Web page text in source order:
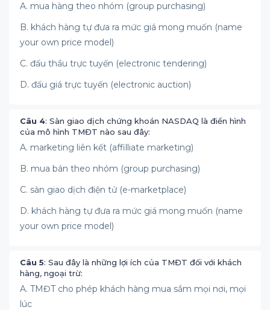
A. mua hàng theo nhóm (group purchasing)
B. khách hàng tự đưa ra mức giá mong muốn (name
your own price model)
C. đấu thầu trực tuyến (electronic tendering)
D. đấu giá trực tuyến (electronic auction)
Câu 4: Sàn giao dịch chứng khoán NASDAQ là điển hình
của mô hình TMĐT nào sau đây:
A. marketing liên kết (affilliate marketing)
B. mua bán theo nhóm (group purchasing)
C. sàn giao dịch điện tử (e-marketplace)
D. khách hàng tự đưa ra mức giá mong muốn (name
your own price model)
Câu 5: Sau đây là những lợi ích của TMĐT đối với khách
hàng, ngoại trừ:
A. TMĐT cho phép khách hàng mua sắm mọi nơi, mọi
lúc